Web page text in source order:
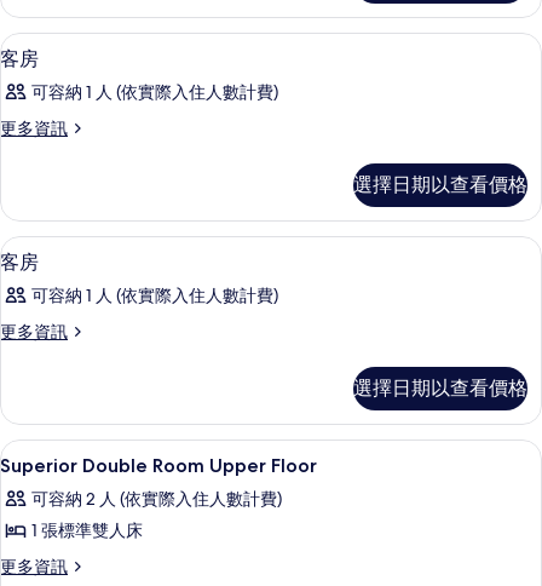
GroupRoom,Shared
Shower&toilet)
的
所
片
宿
舍,
非
煙
房
(6
Shower&toilet)
詳
情
顯
示
房
所
有
相
片
1
客房
可容納 1 人 (依實際入住人數計費)
更多資訊
更
的
詳
情
選擇日期以查看價格
顯
示
房
所
有
相
片
1
客房
可容納 1 人 (依實際入住人數計費)
更多資訊
更
的
詳
情
選擇日期以查看價格
顯
示
Superior
Double
Room
1
Superior Double Room Upper Floor
可容納 2 人 (依實際入住人數計費)
1 張標準雙人床
更多資訊
更